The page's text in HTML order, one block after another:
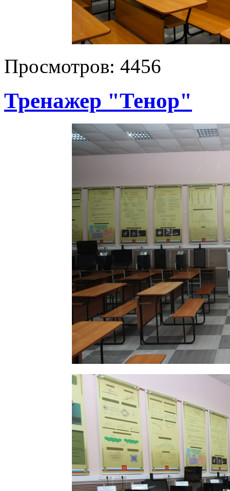
Просмотров: 4456
Тренажер "Тенор"